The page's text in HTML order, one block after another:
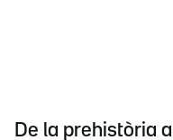
De la prehistòria